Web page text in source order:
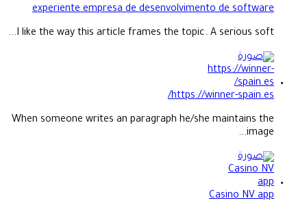
experiente empresa de desenvolvimento de software
I like the way this article frames the topic. A serious soft...
https://winner-spain.es/
When someone writes an paragraph he/she maintains the
image...
Casino NV app